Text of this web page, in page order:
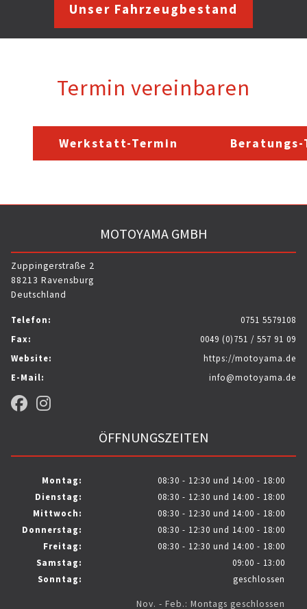
Unser Fahrzeugbestand
Termin vereinbaren
Werkstatt-Termin
MOTOYAMA GMBH
Zuppingerstraße 2
88213 Ravensburg
Deutschland
Telefon:
0751 5579108
Fax:
0049 (0)751 / 557 91 09
Website:
https://motoyama.de
E-Mail:
info@motoyama.de
ÖFFNUNGSZEITEN
Montag:
08:30 - 12:30 und 14:00 - 18:00
Dienstag:
08:30 - 12:30 und 14:00 - 18:00
Mittwoch:
08:30 - 12:30 und 14:00 - 18:00
Donnerstag:
08:30 - 12:30 und 14:00 - 18:00
Freitag:
08:30 - 12:30 und 14:00 - 18:00
Samstag:
09:00 - 13:00
Sonntag:
geschlossen
Nov. - Feb.: Montags geschlossen